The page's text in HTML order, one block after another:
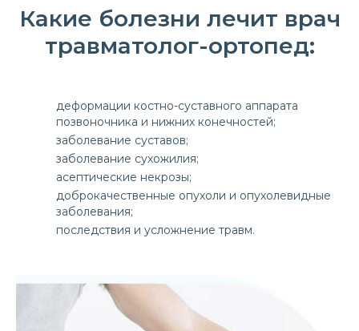
Какие болезни лечит врач
травматолог-ортопед:
деформации костно-суставного аппарата
позвоночника и нижних конечностей;
заболевание суставов;
заболевание сухожилия;
асептические некрозы;
доброкачественные опухоли и опухолевидные
заболевания;
последствия и усложнение травм.